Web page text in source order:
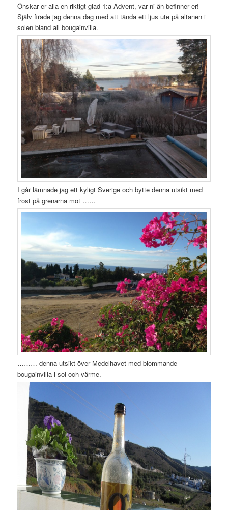
Önskar er alla en riktigt glad 1:a Advent, var ni än befinner er!
Själv firade jag denna dag med att tända ett ljus ute på altanen i
solen bland all bougainvilla.
I går lämnade jag ett kyligt Sverige och bytte denna utsikt med
frost på grenarna mot ……
……… denna utsikt över Medelhavet med blommande
bougainvilla i sol och värme.